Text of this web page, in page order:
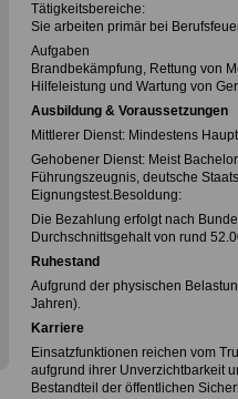
Tätigkeitsbereiche:
Sie arbeiten primär bei
Aufgaben
Brandbekämpfung, Rettung von
Hilfeleistung und Wartung von
Ausbildung & Voraussetzungen
Mittlerer Dienst: Mindestens
Gehobener Dienst: Meist
Führungszeugnis, deutsche
Eignungstest.Besoldung:
Die Bezahlung erfolgt nach
Durchschnittsgehalt von rund
Ruhestand
Aufgrund der physischen
Jahren).
Karriere
Einsatzfunktionen reichen vom
aufgrund ihrer Unverzichtbarkeit
Bestandteil der öffentlichen